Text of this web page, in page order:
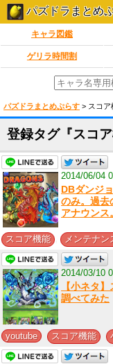
パズドラまとめ
キャラ図鑑
ゲリラ時間割
パズドラまとめぷらす > スコア
登録タグ『スコ
2014/06/04
DBダンジ
のみ。過去
アナウンス。
スコア機能 メンテナン
2014/03/10
【小ネタ
調べてみた
youtube スコア機能